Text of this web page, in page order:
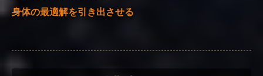
身体の最適解を引き出させる